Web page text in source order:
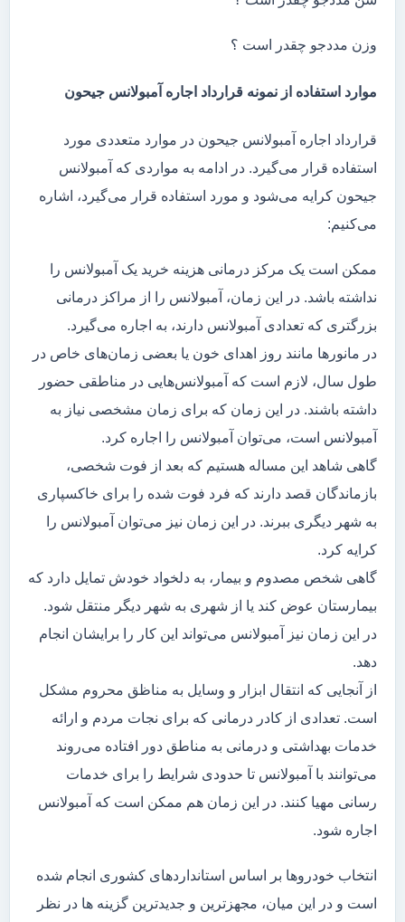
وزن مددجو چقدر است ؟
موارد استفاده از نمونه قرارداد اجاره آمبولانس جیحون
قرارداد اجاره آمبولانس جیحون در موارد متعددی مورد
استفاده قرار می‌گیرد. در ادامه به مواردی که آمبولانس
جیحون کرایه می‌شود و مورد استفاده قرار می‌گیرد، اشاره
می‌کنیم:
ممکن است یک مرکز درمانی هزینه خرید یک آمبولانس را
نداشته باشد. در این زمان، آمبولانس را از مراکز درمانی
بزرگتری که تعدادی آمبولانس دارند، به اجاره می‌گیرد.
در مانور‌ها مانند روز اهدای خون یا بعضی زمان‌های خاص در
طول سال، لازم است که آمبولانس‌هایی در مناطقی حضور
داشته باشند. در این زمان که برای زمان مشخصی نیاز به
آمبولانس است، می‌توان آمبولانس را اجاره کرد.
گاهی شاهد این مساله هستیم که بعد از فوت شخصی،
بازماندگان قصد دارند که فرد فوت شده را برای خاکسپاری
به شهر دیگری ببرند. در این زمان نیز می‌توان آمبولانس را
کرایه کرد.
گاهی شخص مصدوم و بیمار، به دلخواد خودش تمایل دارد که
بیمارستان عوض کند یا از شهری به شهر دیگر منتقل شود.
در این زمان نیز آمبولانس می‌تواند این کار را برایشان انجام
دهد.
از آنجایی که انتقال ابزار و وسایل به مناظق محروم مشکل
است. تعدادی از کادر درمانی که برای نجات مردم و ارائه
خدمات بهداشتی و درمانی به مناطق دور افتاده می‌روند
می‌توانند با آمبولانس تا حدودی شرایط را برای خدمات
رسانی مهیا کنند. در این زمان هم ممکن است که آمبولانس
اجاره شود.
انتخاب خودروها بر اساس استانداردهای کشوری انجام شده
است و در این میان، مجهزترین و جدیدترین گزینه ها در نظر